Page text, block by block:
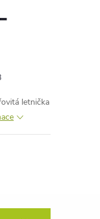
letnička